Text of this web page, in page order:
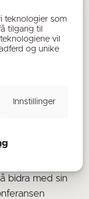
i
dr. Bjørn
bidra med sin
teknologier som
tilgang til
vil
og unike
Innstillinger